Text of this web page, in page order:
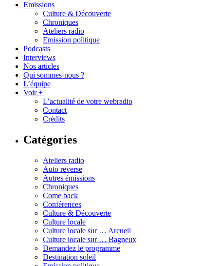
Emissions
Culture & Découverte
Chroniques
Ateliers radio
Emission politique
Podcasts
Interviews
Nos articles
Qui sommes-nous ?
L’équipe
Voir +
L’actualité de votre webradio
Contact
Crédits
Catégories
Ateliers radio
Auto reverse
Autres émissions
Chroniques
Come back
Conférences
Culture & Découverte
Culture locale
Culture locale sur … Arcueil
Culture locale sur … Bagneux
Demandez le programme
Destination soleil